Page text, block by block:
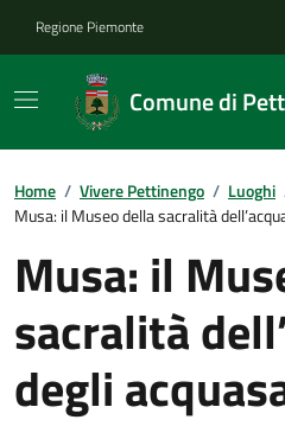
Regione Piemonte
Comune di
Home / Vivere Pettinengo / Luoghi
Musa: il Museo della sacralità
Musa: il
sacralità
degli